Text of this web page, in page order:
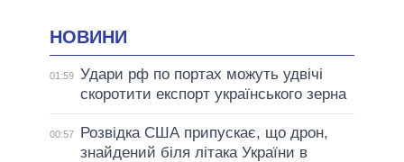
НОВИНИ
01:59 Удари рф по портах можуть удвічі
скоротити експорт українського зерна
00:57
Розвідка США припускає, що дрон,
знайдений біля літака України в